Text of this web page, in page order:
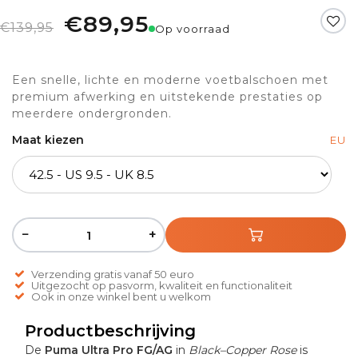
€139,95 €89,95 Op voorraad
Een snelle, lichte en moderne voetbalschoen met
premium afwerking en uitstekende prestaties op
meerdere ondergronden.
Maat kiezen
EU
− +
Verzending gratis vanaf 50 euro
Uitgezocht op pasvorm, kwaliteit en functionaliteit
Ook in onze winkel bent u welkom
Productbeschrijving
De Puma Ultra Pro FG/AG in Black–Copper Roseis